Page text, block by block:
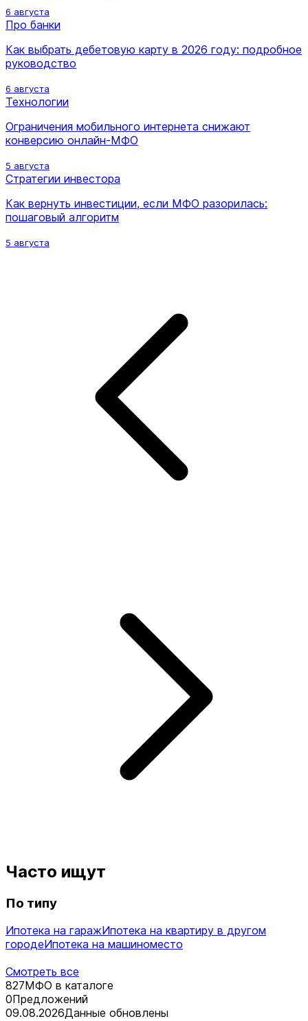
6 августа
Про банки
Как выбрать дебетовую карту в 2026 году: подробное
руководство
6 августа
Технологии
Ограничения мобильного интернета снижают
конверсию онлайн-МФО
5 августа
Стратегии инвестора
Как вернуть инвестиции, если МФО разорилась:
пошаговый алгоритм
5 августа
Часто ищут
По типу
Ипотека на гаражИпотека на квартиру в другом
городеИпотека на машиноместо
Смотреть все
827МФО в каталоге
0Предложений
09.08.2026Данные обновлены